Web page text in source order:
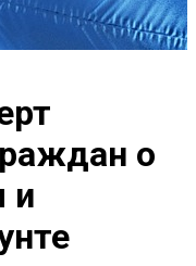
о
и